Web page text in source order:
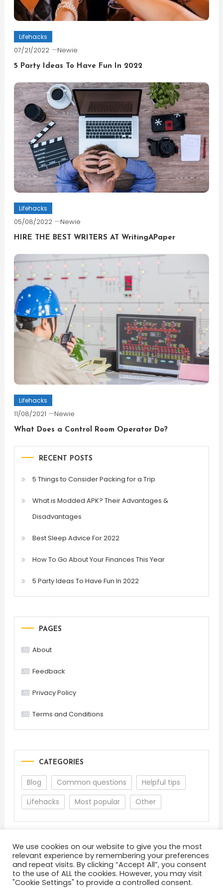
Lifehacks
07/21/2022 Newie
5 Party Ideas To Have Fun In 2022
Lifehacks
05/08/2022 Newie
HIRE THE BEST WRITERS AT WritingAPaper
Lifehacks
11/08/2021 Newie
What Does a Control Room Operator Do?
RECENT POSTS
5 Things to Consider Packing for a Trip
What is Modded APK? Their Advantages &
Disadvantages
Best Sleep Advice For 2022
How To Go About Your Finances This Year
5 Party Ideas To Have Fun In 2022
PAGES
About
Feedback
Privacy Policy
Terms and Conditions
CATEGORIES
Blog Common questions
Helpful tips
Lifehacks
Most popular Other
About Terms and Conditions
Privacy Policy
We use cookies on our website to give you the most
relevant experience by remembering your preferences
and repeat visits. By clicking “Accept All”, you consent
to the use of ALL the cookies. However, you may visit
"Cookie Settings" to provide a controlled consent.